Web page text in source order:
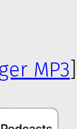
MP3